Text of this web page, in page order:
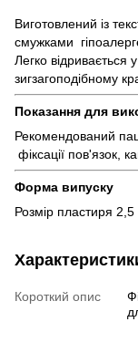
Виготовлений із
смужками
Легко
зигзагоподібному
Показання для
Рекомендований
фіксації пов'язок,
Форма випуску
Розмір пластиря
Короткий опис